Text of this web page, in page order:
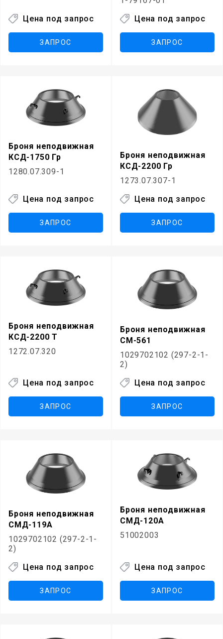
Цена под запрос
ЗАПРОС
Цена под запрос
ЗАПРОС
Броня неподвижная
КСД-1750 Гр
1280.07.309-1
Цена под запрос
ЗАПРОС
Броня неподвижная
КСД-2200 Гр
1273.07.307-1
Цена под запрос
ЗАПРОС
Броня неподвижная
КСД-2200 Т
1272.07.320
Цена под запрос
ЗАПРОС
Броня неподвижная
СМ-561
1029702102 (297-2-1-
2)
Цена под запрос
ЗАПРОС
Броня неподвижная
СМД-119А
1029702102 (297-2-1-
2)
Цена под запрос
ЗАПРОС
Броня неподвижная
СМД-120А
51002003
Цена под запрос
ЗАПРОС